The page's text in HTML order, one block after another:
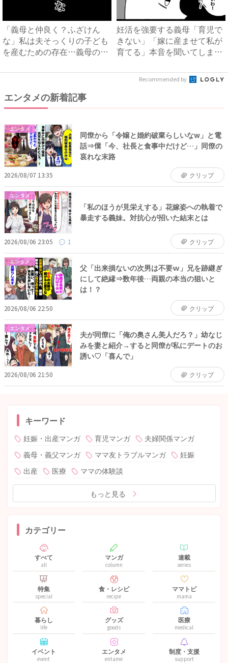
「義母と仲良く？ふざけん
な」私は夫そっくりの子ども
を産むための存在…義母の企
妊活を強要する義母「育児で
きない」「嫁に産ませて私が
育てる」本音を聞いてしまい
Recommended by
エンタメの新着記事
エンタメ
同僚から「令嬢と婚約破棄らしいなw」と電
話⇒僕「今、社長と食事中だけど…」同僚の
哀れな末路
2026/08/07 13:35 クリップ
エンタメ
「私のほうが見栄えする」花嫁姿への執着で
暴走する義妹。対抗心が招いた結末とは
2026/08/06 23:05 1 クリップ
エンタメ
父「出来損ないの次男は不要ｗ」兄を跡継ぎ
にして絶縁⇒数年後…両親の本当の狙いと
は！？
2026/08/06 22:50 クリップ
エンタメ
夫が同僚に「俺の奥さん美人だろ？」幼なじ
みを妻と紹介→すると同僚が私にデートのお
誘い♡「喜んで」
2026/08/06 21:50 クリップ
キーワード
妊娠・出産マンガ 育児マンガ
夫婦関係マンガ
義母・義父マンガ
ママ友トラブルマンガ
妊娠
出産
医療 ママの体験談
もっと見る
カテゴリー
すべて
all
マンガ
column
連載
series
特集
special
食・レシピ
recipe
ママトピ
mama
暮らし
life
グッズ
goods
医療
medical
イベント
event
エンタメ
entame
制度・支援
support